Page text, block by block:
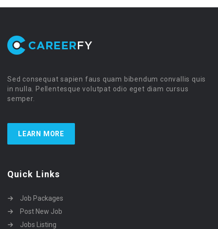
Sed consequat sapien faus quam bibendum convallis quis
in nulla. Pellentesque volutpat odio eget diam cursus
semper.
LEARN MORE
Quick Links
Job Packages
Post New Job
Jobs Listing